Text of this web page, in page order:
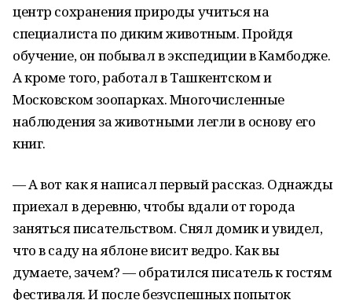
центр сохранения природы учиться на
специалиста по диким животным. Пройдя
обучение, он побывал в экспедиции в Камбодже.
А кроме того, работал в Ташкентском и
Московском зоопарках. Многочисленные
наблюдения за животными легли в основу его
книг.
— А вот как я написал первый рассказ. Однажды
приехал в деревню, чтобы вдали от города
заняться писательством. Снял домик и увидел,
что в саду на яблоне висит ведро. Как вы
думаете, зачем? — обратился писатель к гостям
фестиваля. И после безуспешных попыток